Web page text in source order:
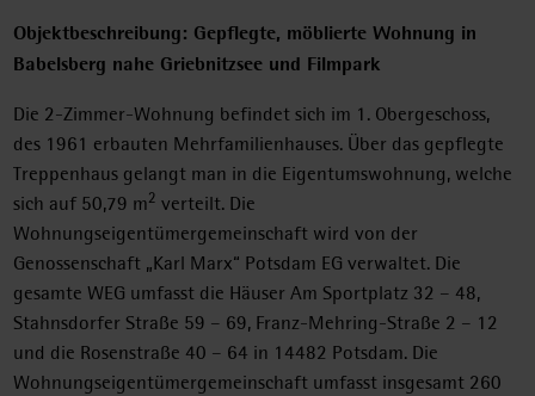
Objektbeschreibung: Gepflegte, möblierte Wohnung in
Babelsberg nahe Griebnitzsee und Filmpark
Die 2-Zimmer-Wohnung befindet sich im 1. Obergeschoss,
des 1961 erbauten Mehrfamilienhauses. Über das gepflegte
Treppenhaus gelangt man in die Eigentumswohnung, welche
sich auf 50,79 m2 verteilt. Die
Wohnungseigentümergemeinschaft wird von der
Genossenschaft „Karl Marx“ Potsdam EG verwaltet. Die
gesamte WEG umfasst die Häuser Am Sportplatz 32 – 48,
Stahnsdorfer Straße 59 – 69, Franz-Mehring-Straße 2 – 12
und die Rosenstraße 40 – 64 in 14482 Potsdam. Die
Wohnungseigentümergemeinschaft umfasst insgesamt 260